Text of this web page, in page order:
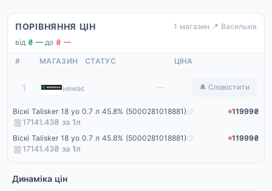
ПОРІВНЯННЯ ЦІН 1 магазин· 📍 Васильків
від ₴ —·до ₴ —
# МАГАЗИН СТАТУС ЦІНА
1 Rozetka
немає — 🔔 Сповістити
Віскі Talisker 18 yo 0.7 л 45.8% (5000281018881)
11999₴
17141.43₴ за 1л
Віскі Talisker 18 yo 0.7 л 45.8% (5000281018881)
11999₴
17141.43₴ за 1л
Динаміка цін